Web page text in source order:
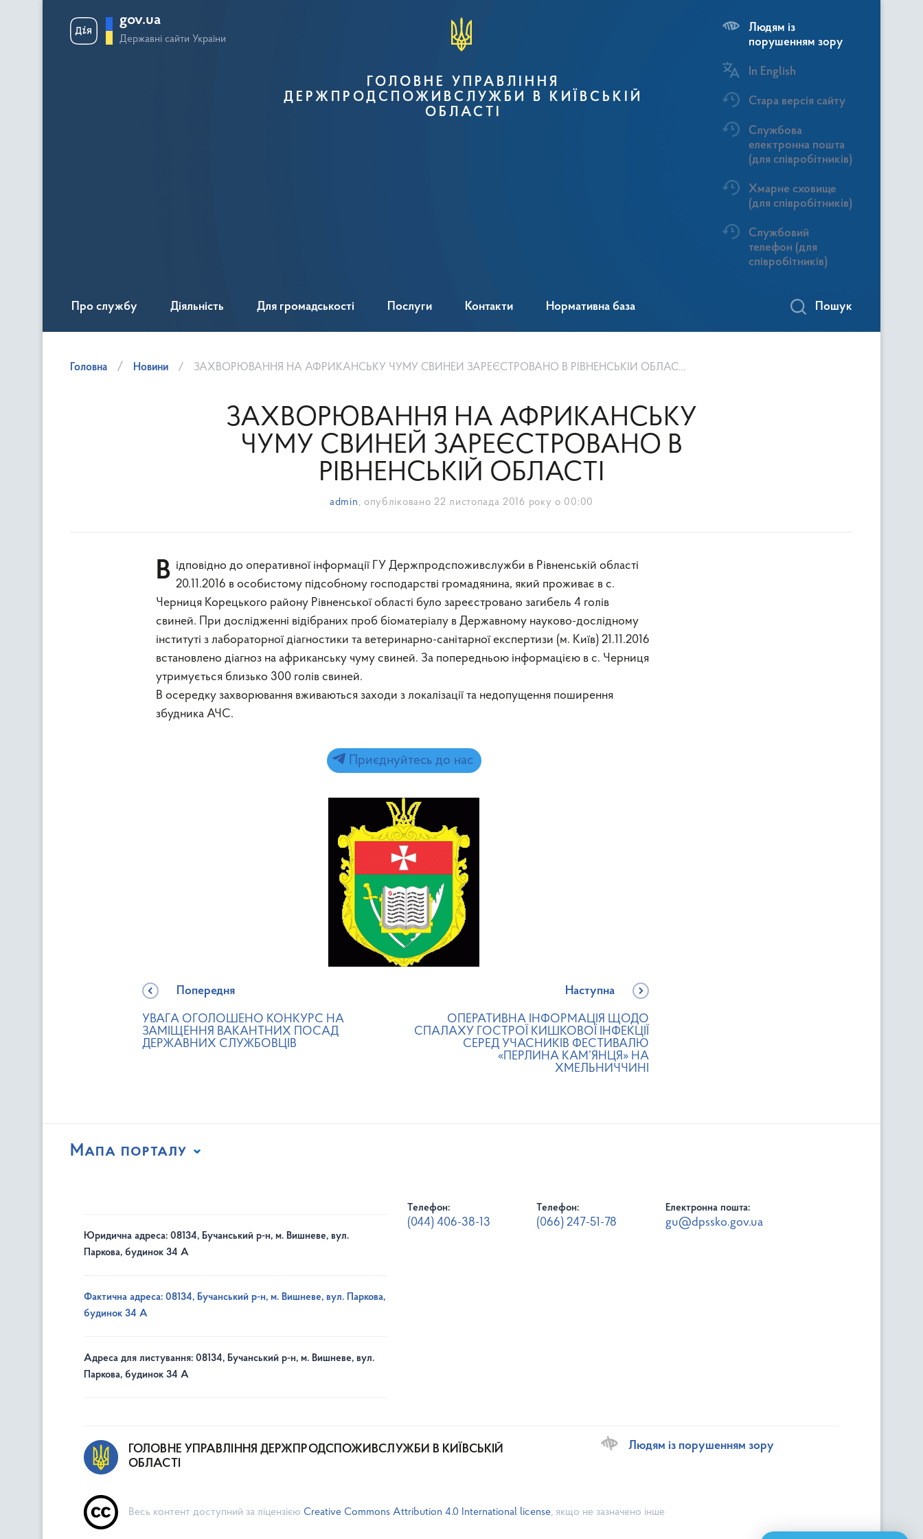
gov.ua
Державні сайти України
ГОЛОВНЕ УПРАВЛІННЯ
ДЕРЖПРОДСПОЖИВСЛУЖБИ В КИЇВСЬКІЙ
ОБЛАСТІ
Людям із
порушенням зору
In English
Стара версія сайту
Службова
електронна пошта
(для співробітників)
Хмарне сховище
(для співробітників)
Службовий
телефон (для
співробітників)
Про службу Діяльність Для громадськості Послуги Контакти Нормативна база Пошук
Головна Новини ЗАХВОРЮВАННЯ НА АФРИКАНСЬКУ ЧУМУ СВИНЕЙ ЗАРЕЄСТРОВАНО В РІВНЕНСЬКІЙ ОБЛАСТІ
ЗАХВОРЮВАННЯ НА АФРИКАНСЬКУ
ЧУМУ СВИНЕЙ ЗАРЕЄСТРОВАНО В
РІВНЕНСЬКІЙ ОБЛАСТІ
admin , опубліковано 22 листопада 2016 року о 00:00
Відповідно до оперативної інформації ГУ Держпродспоживслужби в Рівненській області 20.11.2016 в особистому підсобному господарстві громадянина, який проживає в с.
Черниця Корецького району Рівненської області було зареєстровано загибель 4 голів
свиней. При дослідженні відібраних проб біоматеріалу в Державному науково-дослідному
інституті з лабораторної діагностики та ветеринарно-санітарної експертизи (м. Київ) 21.11.2016
встановлено діагноз на африканську чуму свиней. За попередньою інформацією в с. Черниця
утримується близько 300 голів свиней.
В осередку захворювання вживаються заходи з локалізації та недопущення поширення
збудника АЧС.
Приєднуйтесь до нас
Попередня
УВАГА ОГОЛОШЕНО КОНКУРС НА
ЗАМІЩЕННЯ ВАКАНТНИХ ПОСАД
ДЕРЖАВНИХ СЛУЖБОВЦІВ
Наступна
ОПЕРАТИВНА ІНФОРМАЦІЯ ЩОДО
СПАЛАХУ ГОСТРОЇ КИШКОВОЇ ІНФЕКЦІЇ
СЕРЕД УЧАСНИКІВ ФЕСТИВАЛЮ
«ПЕРЛИНА КАМ’ЯНЦЯ» НА
ХМЕЛЬНИЧЧИНІ
Мапа порталу
Юридична адреса: 08134, Бучанський р-н, м. Вишневе, вул.
Паркова, будинок 34 А
Фактична адреса: 08134, Бучанський р-н, м. Вишневе, вул. Паркова,
будинок 34 А
Адреса для листування: 08134, Бучанський р-н, м. Вишневе, вул.
Паркова, будинок 34 А
Телефон:
(044) 406-38-13
Телефон:
(066) 247-51-78
Електронна пошта:
gu@dpssko.gov.ua
ГОЛОВНЕ УПРАВЛІННЯ ДЕРЖПРОДСПОЖИВСЛУЖБИ В КИЇВСЬКІЙ
ОБЛАСТІ
Людям із порушенням зору
Весь контент доступний за ліцензією Creative Commons Attribution 4.0 International license, якщо не зазначено інше